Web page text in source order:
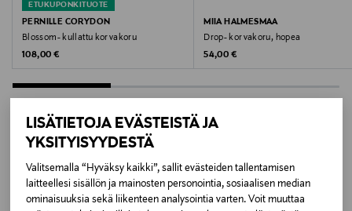
LISÄTIETOJA EVÄSTEISTÄ JA
YKSITYISYYDESTÄ
Valitsemalla “Hyväksy kaikki”, sallit evästeiden tallentamisen
laitteellesi sisällön ja mainosten personointia, sosiaalisen median
ominaisuuksia sekä liikenteen analysointia varten. Voit muuttaa
GLD/AQUA
Koko
ONE
Valmistusmaa
Kiina
Valmistajan tuotenumero
ETUKUPONKITUOTE
PERNILLE CORYDON
Blossom- kullattu korvakoru
Original Price
108,00 €
MIIA HALMESMAA
Drop- korvakoru, hopea
Original Price
54,00 €
LISÄÄ KIINNOSTAVIA
TUOTTEITA